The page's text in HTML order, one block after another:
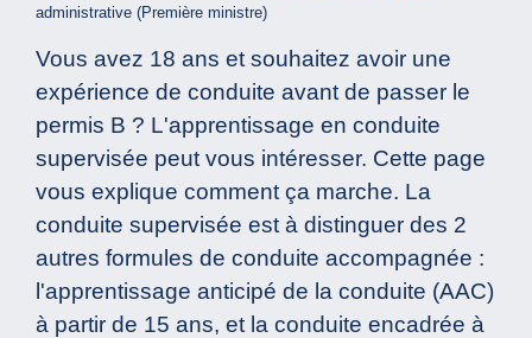
administrative (Première ministre)
Vous avez 18 ans et souhaitez avoir une
expérience de conduite avant de passer le
permis B ? L'apprentissage en conduite
supervisée peut vous intéresser. Cette page
vous explique comment ça marche. La
conduite supervisée est à distinguer des 2
autres formules de conduite accompagnée :
l'apprentissage anticipé de la conduite (AAC)
à partir de 15 ans, et la conduite encadrée à